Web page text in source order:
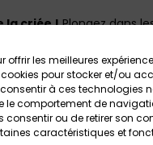
offrir les meilleures
pour stocker et/ou
à ces technologies
le comportement de
consentir ou de retirer son
caractéristiques et
la criée !Plongez dans
des langoustines et
de la vente. Vous irez
s’arrachent les lots.